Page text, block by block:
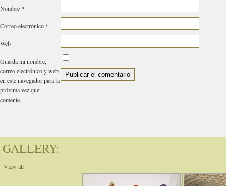
Nombre *
Correo electrónico *
Web
Guarda mi nombre,
correo electrónico y web
en este navegador para la
próxima vez que
comente.
GALLERY:
View all